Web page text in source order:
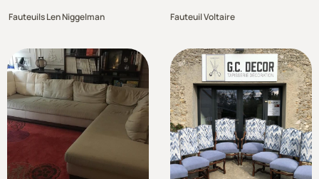
Fauteuils Len Niggelman Fauteuil Voltaire